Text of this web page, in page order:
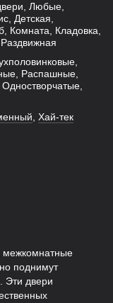
Любые,
Детская,
Комната, Кладовка,
Распашные,
Хай-тек
межкомнатные
поднимут
Эти двери